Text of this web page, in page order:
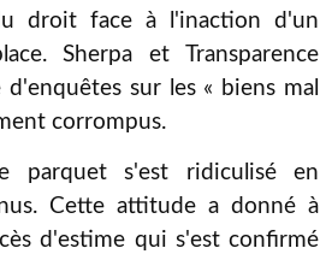
droit face à l'inaction d'un
Sherpa et Transparence
sur les « biens mal
corrompus.
parquet s'est ridiculisé en
Cette attitude a donné à
d'estime qui s'est confirmé